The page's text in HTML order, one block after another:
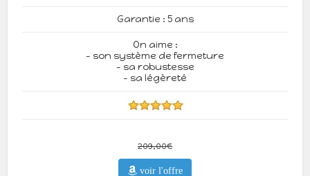
Garantie : 5 ans
On aime :
- son système de fermeture
- sa robustesse
- sa légèreté
209,00€
voir l'offre